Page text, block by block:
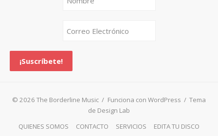
© 2026 The Borderline Music / Funciona con WordPress / Tema
de Design Lab
QUIENES SOMOS
CONTACTO SERVICIOS EDITA TU DISCO